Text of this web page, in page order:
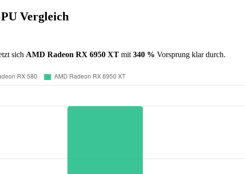
Vergleich
sich AMD Radeon RX 6950 XT mit 340 % Vorsprung klar durch.